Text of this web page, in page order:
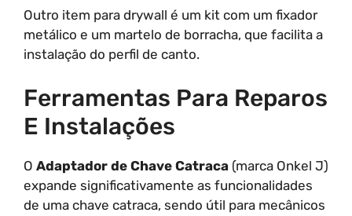
Outro item para drywall é um kit com um fixador
metálico e um martelo de borracha, que facilita a
instalação do perfil de canto.
Ferramentas Para Reparos
E Instalações
O Adaptador de Chave Catraca (marca Onkel J)
expande significativamente as funcionalidades
de uma chave catraca, sendo útil para mecânicos